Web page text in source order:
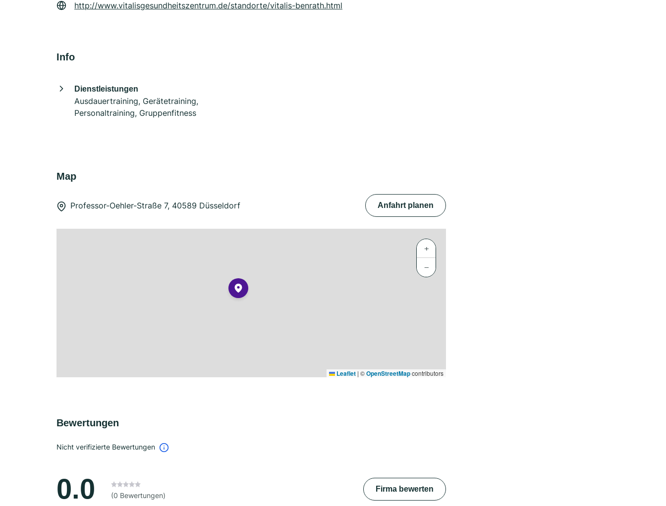
http://www.vitalisgesundheitszentrum.de/standorte/vitalis-benrath.html
Info
Dienstleistungen
Ausdauertraining, Gerätetraining,
Personaltraining, Gruppenfitness
Map
Professor-Oehler-Straße 7, 40589 Düsseldorf Anfahrt planen
+
−
Leaflet | ©OpenStreetMapcontributors
Bewertungen
Nicht verifizierte Bewertungen
0.0 (0 Bewertungen)
Firma bewerten